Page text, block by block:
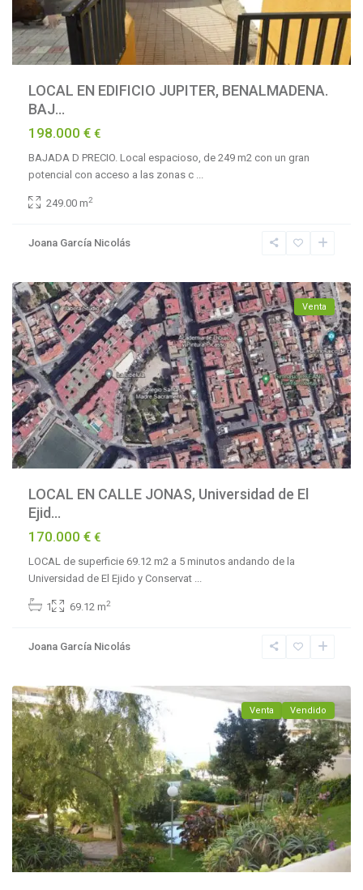
LOCAL EN EDIFICIO JUPITER, BENALMADENA.
BAJ...
198.000 € €
BAJADA D PRECIO. Local espacioso, de 249 m2 con un gran
potencial con acceso a las zonas c ...
249.00 m2
Joana García Nicolás
Venta
LOCAL EN CALLE JONAS, Universidad de El
Ejid...
170.000 € €
LOCAL de superficie 69.12 m2 a 5 minutos andando de la
Universidad de El Ejido y Conservat ...
1 69.12 m2
Joana García Nicolás
Costa,
Venta Vendido